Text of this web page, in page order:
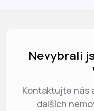
Nevybrali
Kontaktujte nás
dalších